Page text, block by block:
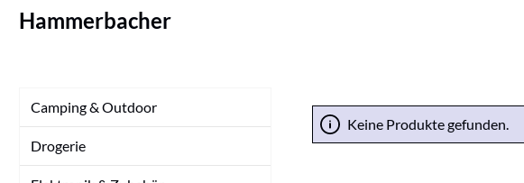
Hammerbacher
Camping & Outdoor
Drogerie
Keine Produkte gefunden.